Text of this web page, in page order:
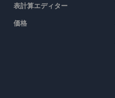
表計算エディター
価格